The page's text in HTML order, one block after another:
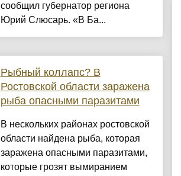
сообщил губернатор региона
Юрий Слюсарь. «В Ба...
Рыбный коллапс? В
Ростовской области заражена
рыба опасными паразитами
В нескольких районах ростовской
области найдена рыба, которая
заражена опасными паразитами,
которые грозят вымиранием